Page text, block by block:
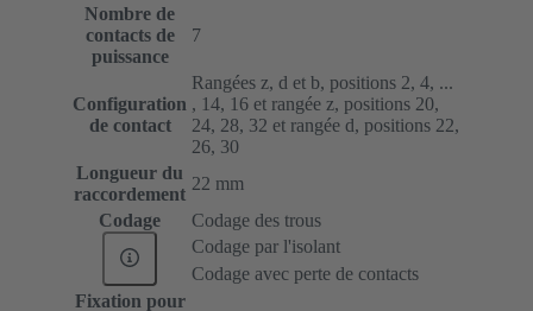
Nombre de
contacts de
puissance
7
Configuration
de contact
Rangées z, d et b, positions 2, 4, ...
, 14, 16 et rangée z, positions 20,
24, 28, 32 et rangée d, positions 22,
26, 30
Longueur du
raccordement
22 mm
Codage
Codage des trous
Codage par l'isolant
Codage avec perte de contacts
Fixation pour